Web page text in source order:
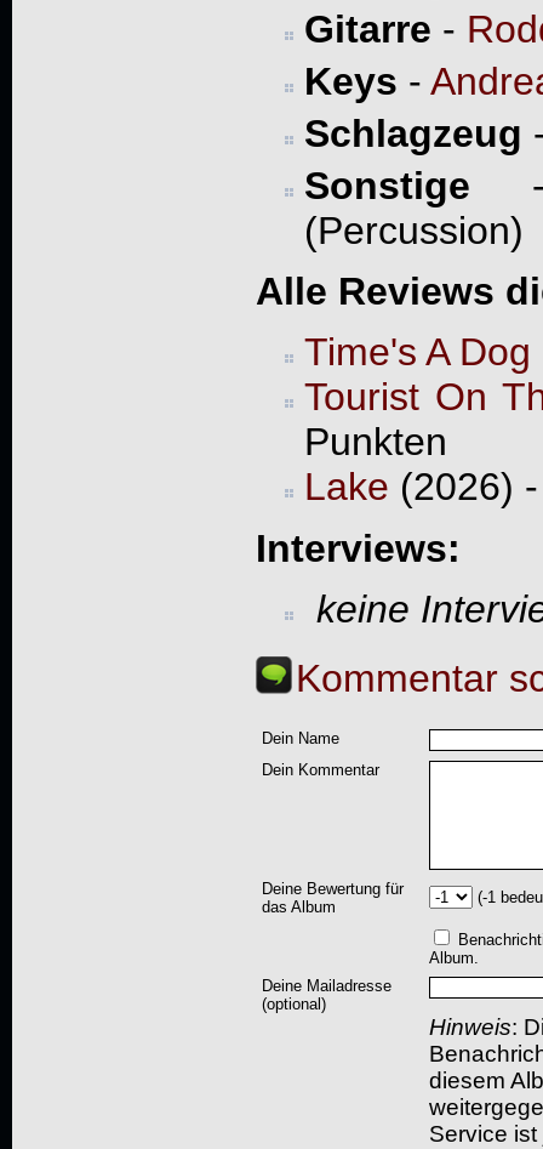
Gitarre -
Keys -
Schlagzeug
Sonstige -
(Percussion)
Alle Reviews
Time's A Dog
Tourist On
Punkten
Lake (2026)
Interviews:
keine
Kommentar
Dein Name
Dein Kommentar
Deine Bewertung für
das Album
(-1
Album.
Deine Mailadresse
(optional)
Hinweis:
diesem
Service